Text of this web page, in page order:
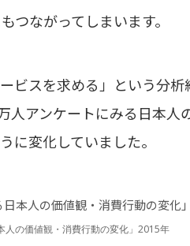
つながってしまいます。
ビスを求める」という分析
人アンケートにみる日本人
に変化していました。
人の価値観・消費行動の変化」2015年